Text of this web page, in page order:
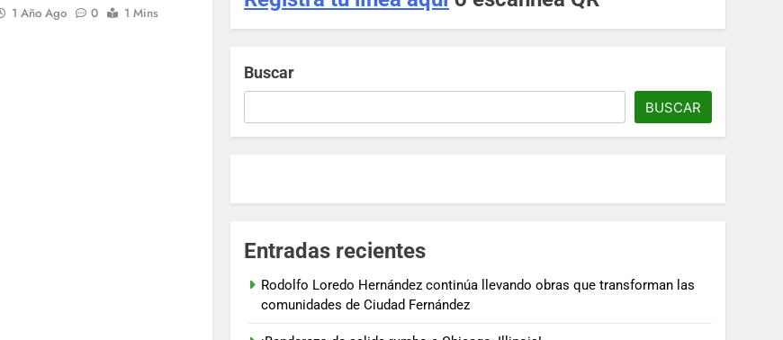
1 Año Ago 0 1 Mins
Buscar
BUSCAR
Entradas recientes
Rodolfo Loredo Hernández continúa llevando obras que transforman las
comunidades de Ciudad Fernández